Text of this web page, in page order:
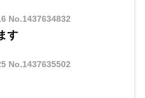
No.1437634832
す
No.1437635502